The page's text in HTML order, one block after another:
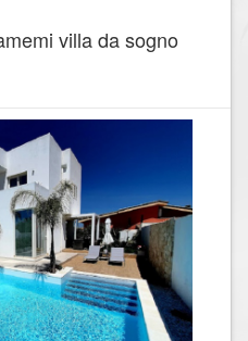
villa da sogno